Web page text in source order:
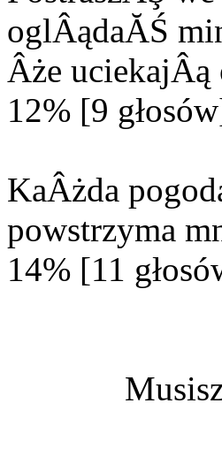
oglÂądaĂŚ
Âże uciekajÂą
12% [9
KaÂżda
powstrzyma
14% [11